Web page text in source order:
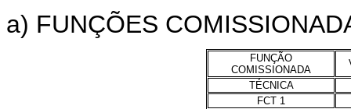
a) FUNÇÕES
FUNÇÃO
COMISSIONADA
TÉCNICA
FCT 1